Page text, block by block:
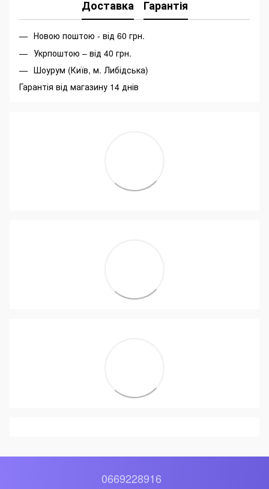
Доставка Гарантія
Новою поштою - від 60 грн.
Укрпоштою – від 40 грн.
Шоурум (Київ, м. Либідська)
Гарантія від магазину 14 днів
0669228916